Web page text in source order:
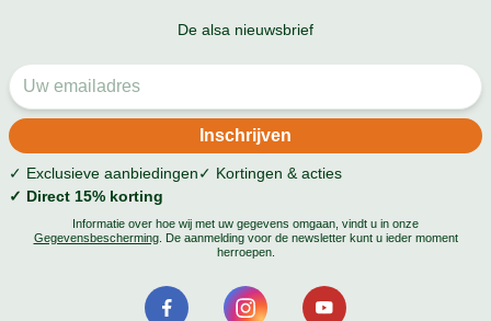
De alsa nieuwsbrief
✓ Exclusieve aanbiedingen✓ Kortingen & acties
✓ Direct 15% korting
Informatie over hoe wij met uw gegevens omgaan, vindt u in onze
Gegevensbescherming. De aanmelding voor de newsletter kunt u ieder moment
herroepen.